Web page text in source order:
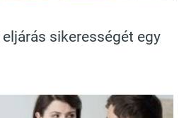
sikerességét egy